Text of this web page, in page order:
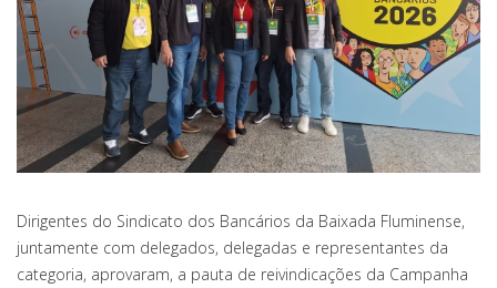
Dirigentes do Sindicato dos Bancários da Baixada Fluminense,
juntamente com delegados, delegadas e representantes da
categoria, aprovaram, a pauta de reivindicações da Campanha